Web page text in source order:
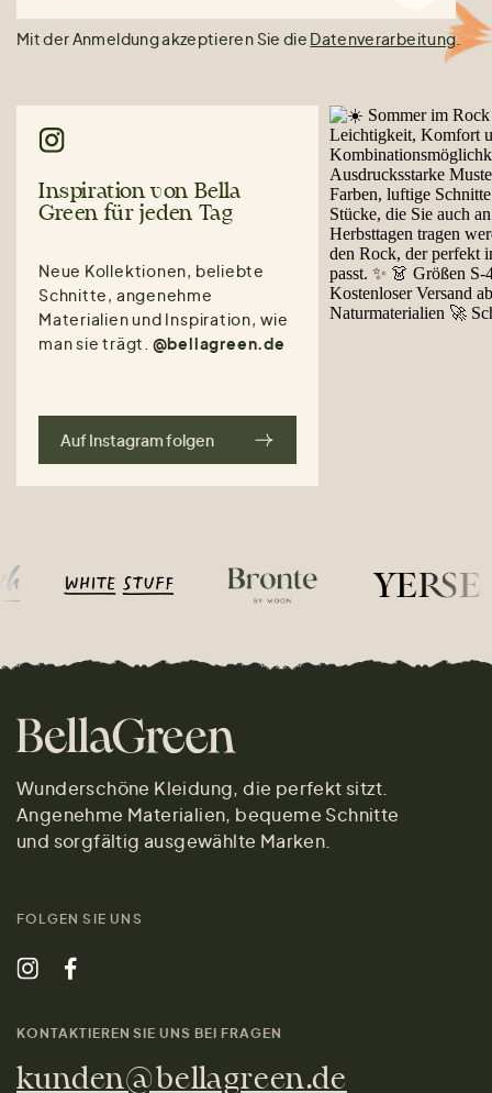
Mit der Anmeldung akzeptieren Sie die Datenverarbeitung.
Inspiration von Bella
Green für jeden Tag
Neue Kollektionen, beliebte
Schnitte, angenehme
Materialien und Inspiration, wie
man sie trägt. @bellagreen.de
Auf Instagram folgen
Wunderschöne Kleidung, die perfekt sitzt.
Angenehme Materialien, bequeme Schnitte
und sorgfältig ausgewählte Marken.
FOLGEN SIE UNS
KONTAKTIEREN SIE UNS BEI FRAGEN
kunden@bellagreen.de